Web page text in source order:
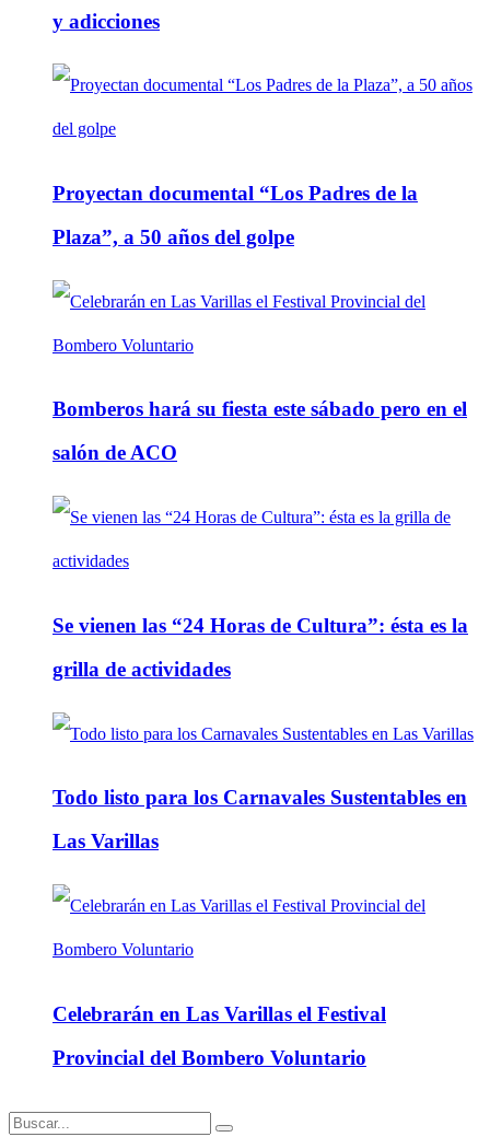
y adicciones
Proyectan documental “Los Padres de la
Plaza”, a 50 años del golpe
Bomberos hará su fiesta este sábado pero en el
salón de ACO
Se vienen las “24 Horas de Cultura”: ésta es la
grilla de actividades
Todo listo para los Carnavales Sustentables en
Las Varillas
Celebrarán en Las Varillas el Festival
Provincial del Bombero Voluntario